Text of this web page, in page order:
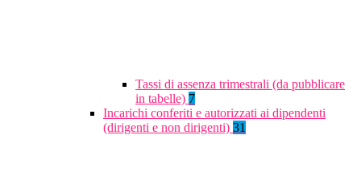
Tassi di assenza trimestrali (da pubblicare
in tabelle) 7
Incarichi conferiti e autorizzati ai dipendenti
(dirigenti e non dirigenti) 31